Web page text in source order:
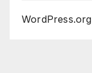
WordPress.org